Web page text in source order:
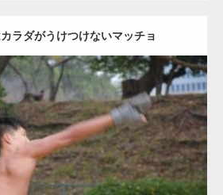
ラダがうけつけないマッチョ
Update:2021.07.8
チョ その他 AKIHITO(細マッチョ) 背中